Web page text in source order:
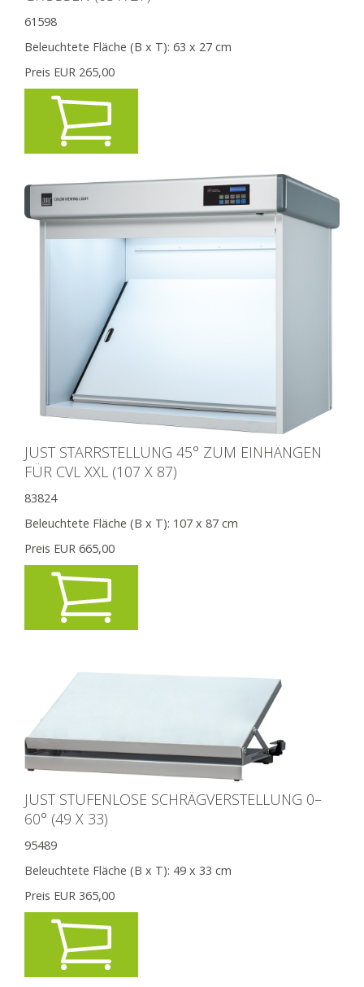
61598
Beleuchtete Fläche (B x T): 63 x 27 cm
Preis EUR 265,00
JUST STARRSTELLUNG 45° ZUM EINHÄNGEN
FÜR CVL XXL (107 X 87)
83824
Beleuchtete Fläche (B x T): 107 x 87 cm
Preis EUR 665,00
JUST STUFENLOSE SCHRÄGVERSTELLUNG 0–
60° (49 X 33)
95489
Beleuchtete Fläche (B x T): 49 x 33 cm
Preis EUR 365,00